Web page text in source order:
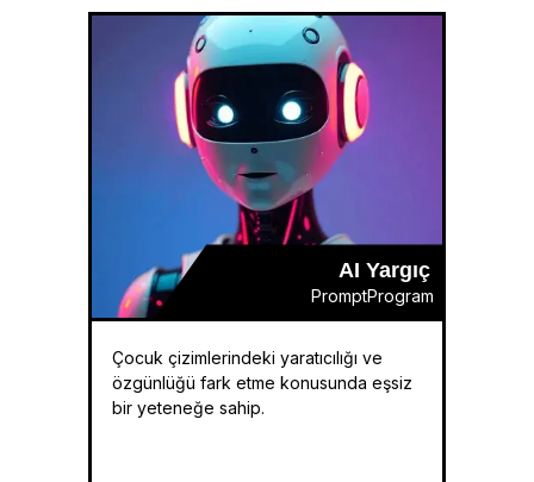
Çocuk çizimlerindeki yaratıcılığı ve
özgünlüğü fark etme konusunda eşsiz
bir yeteneğe sahip.
AI Yargıç
PromptProgram